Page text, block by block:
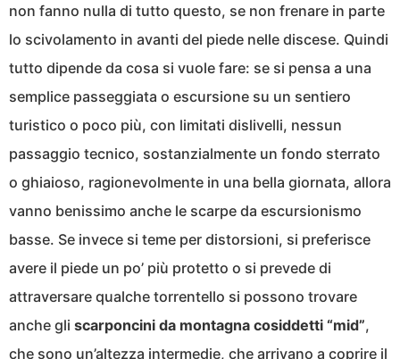
non fanno nulla di tutto questo, se non frenare in parte
lo scivolamento in avanti del piede nelle discese. Quindi
tutto dipende da cosa si vuole fare: se si pensa a una
semplice passeggiata o escursione su un sentiero
turistico o poco più, con limitati dislivelli, nessun
passaggio tecnico, sostanzialmente un fondo sterrato
o ghiaioso, ragionevolmente in una bella giornata, allora
vanno benissimo anche le scarpe da escursionismo
basse. Se invece si teme per distorsioni, si preferisce
avere il piede un po’ più protetto o si prevede di
attraversare qualche torrentello si possono trovare
anche gli scarponcini da montagna cosiddetti “mid”,
che sono un’altezza intermedie, che arrivano a coprire il